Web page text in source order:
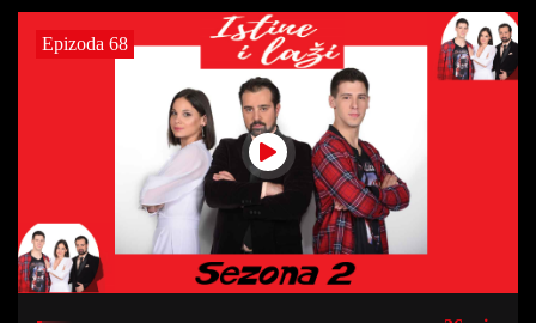
Epizoda 68